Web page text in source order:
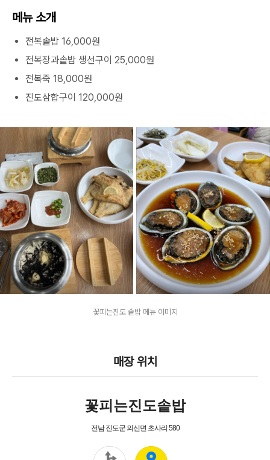
메뉴 소개
전복솥밥 16,000원
전복장과솥밥 생선구이 25,000원
전복죽 18,000원
진도삼합구이 120,000원
꽃피는진도 솥밥 메뉴 이미지
매장 위치